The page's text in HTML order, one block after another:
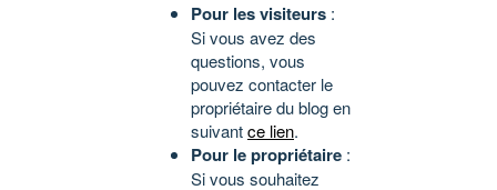
Pour les visiteurs :
Si vous avez des
questions, vous
pouvez contacter le
propriétaire du blog en
suivantce lien.
Pour le propriétaire :
Si vous souhaitez